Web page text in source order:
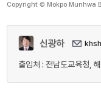
Copyright © Mokpo Munhwa
신광하
출입처 : 전남도교육청,